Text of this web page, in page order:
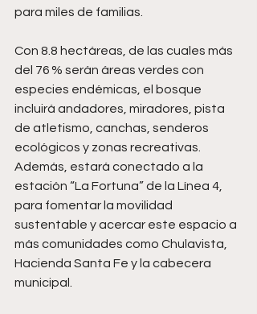
para miles de familias.
Con 8.8 hectáreas, de las cuales más
del 76 % serán áreas verdes con
especies endémicas, el bosque
incluirá andadores, miradores, pista
de atletismo, canchas, senderos
ecológicos y zonas recreativas.
Además, estará conectado a la
estación “La Fortuna” de la Línea 4,
para fomentar la movilidad
sustentable y acercar este espacio a
más comunidades como Chulavista,
Hacienda Santa Fe y la cabecera
municipal.